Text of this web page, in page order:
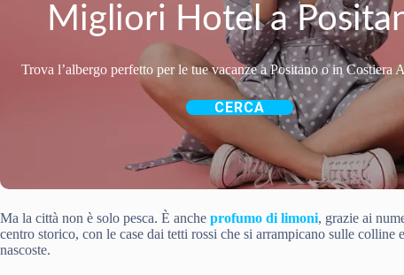
Migliori Hotel a
Trova l’albergo perfetto per le tue vacanze a Positano o in Costiera
CERCA
Ma la città non è solo pesca. È anche profumo di limoni, grazie ai
centro storico, con le case dai tetti rossi che si arrampicano sulle
nascoste.